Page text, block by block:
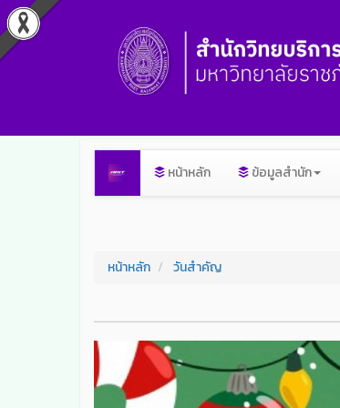
หน้าหลัก ข้อมูลสำนัก
หน้าหลัก วันสำคัญ